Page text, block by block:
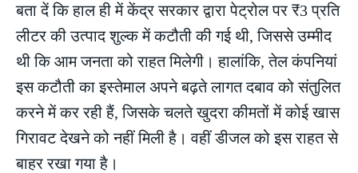
बता दें कि हाल ही में केंद्र सरकार द्वारा पेट्रोल पर ₹3 प्रति
लीटर की उत्पाद शुल्क में कटौती की गई थी, जिससे उम्मीद
थी कि आम जनता को राहत मिलेगी। हालांकि, तेल कंपनियां
इस कटौती का इस्तेमाल अपने बढ़ते लागत दबाव को संतुलित
करने में कर रही हैं, जिसके चलते खुदरा कीमतों में कोई खास
गिरावट देखने को नहीं मिली है। वहीं डीजल को इस राहत से
बाहर रखा गया है।